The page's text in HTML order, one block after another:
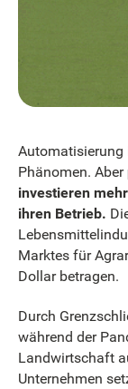
Automatisierung
Phänomen. Aber
investieren
ihren Betrieb.
Marktes für
Dollar betragen.
Durch
während der
Landwirtschaft
Unternehmen